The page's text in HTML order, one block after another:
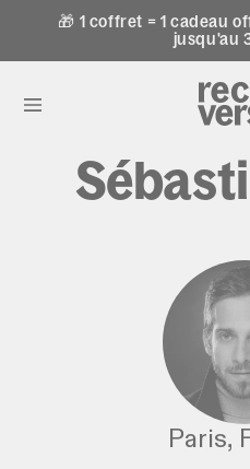
🎁 1 coffret = 1 cadeau
jusqu'au
Paris,